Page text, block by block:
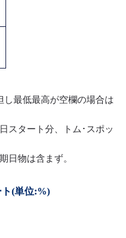
し最低最高が空欄の場合は
スタート分、トム･スポッ
日物は含まず。
ト(単位:%)